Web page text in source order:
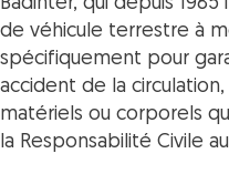
de véhicule terrestre à
spécifiquement pour
accident de la
matériels ou corporels
la Responsabilité Civile